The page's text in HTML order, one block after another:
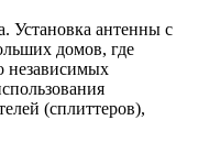
Установка антенны с
домов, где
независимых
(сплиттеров),